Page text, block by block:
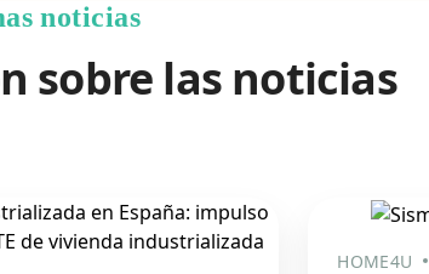
noticias
sobre las noticias
HOME4U